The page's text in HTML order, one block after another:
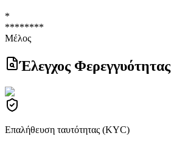
*
********
Μέλος
Έλεγχος Φερεγγυότητας
Επαλήθευση ταυτότητας (KYC)